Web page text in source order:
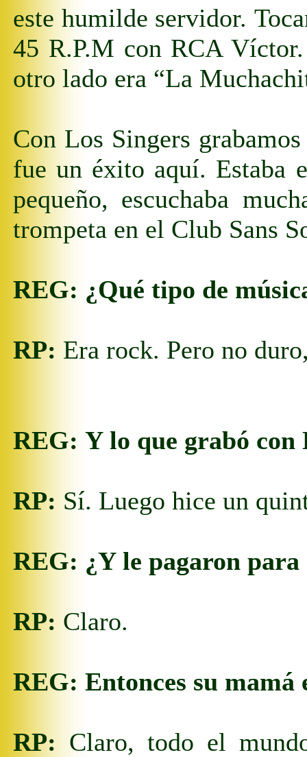
este humilde servidor.
45 R.p.m con RCA
otro lado era “La
Con Los Singers
fue un éxito aquí. Estaba
pequeño, escuchaba
trompeta en el Club Sans
REG: ¿Qué tipo de
RP: Era rock. Pero no
REG: Y lo que grabó con
RP: Sí. Luego hice un
REG: ¿Y le pagaron
RP: Claro.
REG: Entonces su mamá
RP: Claro, todo el